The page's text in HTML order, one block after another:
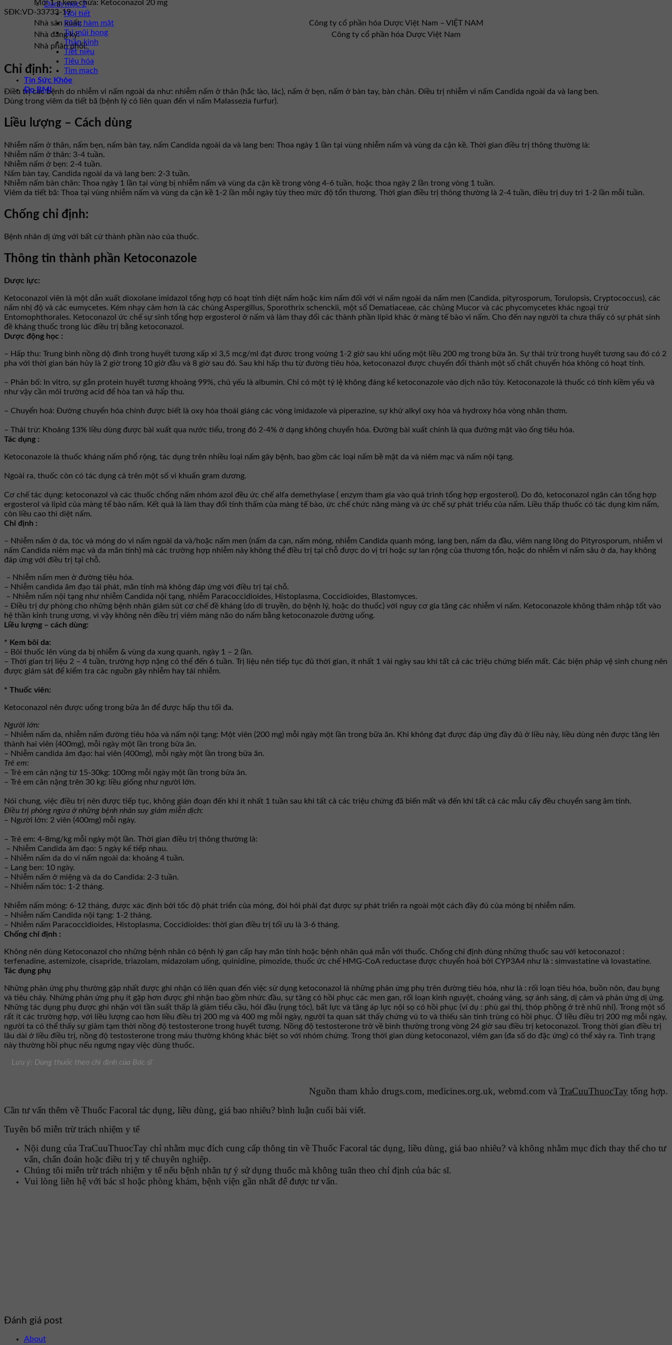
Danh mục 2
Nội tiết
Răng hàm mặt
Tai mũi họng
Thần kinh
Tiết niệu
Tiêu hóa
Tim mạch
Tin Sức Khỏe
Đo BMI
Mỗi 1 g kem chứa: Ketoconazol 20 mg
SĐK:VD-33733-19
Nhà sản xuất:
Công ty cổ phần hóa Dược Việt Nam – VIỆT NAM
Nhà đăng ký:
Công ty cổ phần hóa Dược Việt Nam
Nhà phân phối:
Chỉ định:
Điều trị các bệnh do nhiễm vi nấm ngoài da như: nhiễm nấm ở thân (hắc lào, lác), nấm ở bẹn, nấm ở bàn tay, bàn chân. Điều trị nhiễm vi nấm Candida ngoài da và lang ben.
Dùng trong viêm da tiết bã (bệnh lý có liên quan đến vi nấm Malassezia furfur).
Liều lượng – Cách dùng
Nhiễm nấm ở thân, nấm bẹn, nấm bàn tay, nấm Candida ngoài da và lang ben: Thoa ngày 1 lần tại vùng nhiễm nấm và vùng da cận kề. Thời gian điều trị thông thường là:
Nhiễm nấm ở thân: 3-4 tuần.
Nhiễm nấm ở bẹn: 2-4 tuần.
Nấm bàn tay, Candida ngoài da và lang ben: 2-3 tuần.
Nhiễm nấm bàn chân: Thoa ngày 1 lần tại vùng bị nhiễm nấm và vùng da cận kề trong vòng 4-6 tuần, hoặc thoa ngày 2 lần trong vòng 1 tuần.
Viêm da tiết bã: Thoa tại vùng nhiễm nấm và vùng da cận kề 1-2 lần mỗi ngày tùy theo mức độ tổn thương. Thời gian điều trị thông thường là 2-4 tuần, điều trị duy trì 1-2 lần mỗi tuần.
Chống chỉ định:
Bệnh nhân dị ứng với bất cứ thành phần nào của thuốc.
Thông tin thành phần Ketoconazole
Dược lực:
Ketoconazol viên là một dẫn xuất dioxolane imidazol tổng hợp có hoạt tính diệt nấm hoặc kìm nấm đối với vi nấm ngoài da nấm men (Candida, pityrosporum, Torulopsis, Cryptococcus), các
nấm nhị độ và các eumycetes. Kém nhạy cảm hơn là các chủng Aspergillus, Sporothrix schenckii, một số Dematiaceae, các chủng Mucor và các phycomycetes khác ngoại trừ
Entomophthorales. Ketoconazol ức chế sự sinh tổng hợp ergosterol ở nấm và làm thay đổi các thành phần lipid khác ở màng tế bào vi nấm. Cho đến nay người ta chưa thấy có sự phát sinh
đề kháng thuốc trong lúc điều trị bằng ketoconazol.
Dược động học :
– Hấp thu: Trung bình nồng dộ đỉnh trong huyết tương xấp xỉ 3,5 mcg/ml đạt đươc trong voửng 1-2 giờ sau khi uống một liều 200 mg trong bữa ăn. Sự thải trừ trong huyết tương sau đó có 2
pha với thời gian bán hủy là 2 giờ trong 10 giờ đầu và 8 giờ sau đó. Sau khi hấp thu từ đường tiêu hóa, ketoconazol được chuyển đổi thành một số chất chuyển hóa không có hoạt tính.
– Phân bố: In vitro, sự gắn protein huyết tương khoảng 99%, chủ yếu là albumin. Chỉ có một tỷ lệ không đáng kể ketoconazole vào dịch não tủy. Ketoconazole là thuốc có tính kiềm yếu và
như vậy cần môi trường acid để hòa tan và hấp thu.
– Chuyển hoá: Ðường chuyển hóa chính được biết là oxy hóa thoái giáng các vòng imidazole và piperazine, sự khử alkyl oxy hóa và hydroxy hóa vòng nhân thơm.
– Thải trừ: Khoảng 13% liều dùng được bài xuất qua nước tiểu, trong đó 2-4% ở dạng không chuyển hóa. Ðường bài xuất chính là qua đường mật vào ống tiêu hóa.
Tác dụng :
Ketoconazole là thuốc kháng nấm phổ rộng, tác dụng trên nhiều loại nấm gây bệnh, bao gồm các loại nấm bề mặt da và niêm mạc và nấm nội tạng.
Ngoài ra, thuốc còn có tác dụng cả trên một số vi khuẩn gram dương.
Cơ chế tác dụng: ketoconazol và các thuốc chống nấm nhóm azol đều ức chế alfa demethylase ( enzym tham gia vào quá trình tổng hợp ergosterol). Do đó, ketoconazol ngăn cản tổng hợp
ergosterol và lipid của màng tế bào nấm. Kết quả là làm thay đổi tính thấm của màng tế bào, ức chế chức năng màng và ức chế sự phát triểu của nấm. Liều thấp thuốc có tác dụng kìm nấm,
còn liều cao thì diệt nấm.
Chỉ định :
– Nhiễm nấm ở da, tóc và móng do vi nấm ngoài da và/hoặc nấm men (nấm da cạn, nấm móng, nhiễm Candida quanh móng, lang ben, nấm da đầu, viêm nang lông do Pityrosporum, nhiễm vi
nấm Candida niêm mạc và da mãn tính) mà các trường hợp nhiễm này không thể điều trị tại chỗ được do vị trí hoặc sự lan rộng của thương tổn, hoặc do nhiễm vi nấm sâu ở da, hay không
đáp ứng với điều trị tại chỗ.
– Nhiễm nấm men ở đường tiêu hóa.
– Nhiễm candida âm đạo tái phát, mãn tính mà không đáp ứng với điều trị tại chỗ.
– Nhiễm nấm nội tạng như nhiễm Candida nội tạng, nhiễm Paracoccidioides, Histoplasma, Coccidioides, Blastomyces.
– Ðiều trị dự phòng cho những bệnh nhân giảm sút cơ chế đề kháng (do di truyền, do bệnh lý, hoặc do thuốc) với nguy cơ gia tăng các nhiễm vi nấm. Ketoconazole không thâm nhập tốt vào
hệ thần kinh trung ương, vì vậy không nên điều trị viêm màng não do nấm bằng ketoconazole đường uống.
Liều lượng – cách dùng:
* Kem bôi da:
– Bôi thuốc lên vùng da bị nhiễm & vùng da xung quanh, ngày 1 – 2 lần.
– Thời gian trị liệu 2 – 4 tuần, trường hợp nặng có thể đến 6 tuần. Trị liệu nên tiếp tục đủ thời gian, ít nhất 1 vài ngày sau khi tất cả các triệu chứng biến mất. Các biện pháp vệ sinh chung nên
được giám sát để kiểm tra các nguồn gây nhiễm hay tái nhiễm.
* Thuốc viên:
Ketoconazol nên được uống trong bữa ăn để được hấp thu tối đa.
Người lớn:
– Nhiễm nấm da, nhiễm nấm đường tiêu hóa và nấm nội tạng: Một viên (200 mg) mỗi ngày một lần trong bữa ăn. Khi không đạt được đáp ứng đầy đủ ở liều này, liều dùng nên được tăng lên
thành hai viên (400mg), mỗi ngày một lần trong bữa ăn.
– Nhiễm candida âm đạo: hai viên (400mg), mỗi ngày một lần trong bữa ăn.
Trẻ em:
– Trẻ em cân nặng từ 15-30kg: 100mg mỗi ngày một lần trong bữa ăn.
– Trẻ em cân nặng trên 30 kg: liều giống như người lớn.
Nói chung, việc điều trị nên được tiếp tục, không gián đoạn đến khi ít nhất 1 tuần sau khi tất cả các triệu chứng đã biến mất và đến khi tất cả các mẫu cấy đều chuyển sang âm tính.
Ðiều trị phòng ngừa ở những bệnh nhân suy giảm miễn dịch:
– Người lớn: 2 viên (400mg) mỗi ngày.
– Trẻ em: 4-8mg/kg mỗi ngày một lần. Thời gian điều trị thông thường là:
– Nhiễm Candida âm đạo: 5 ngày kế tiếp nhau.
– Nhiễm nấm da do vi nấm ngoài da: khoảng 4 tuần.
– Lang ben: 10 ngày.
– Nhiễm nấm ở miệng và da do Candida: 2-3 tuần.
– Nhiễm nấm tóc: 1-2 tháng.
Nhiễm nấm móng: 6-12 tháng, được xác định bởi tốc độ phát triển của móng, đòi hỏi phải đạt được sự phát triển ra ngoài một cách đầy đủ của móng bị nhiễm nấm.
– Nhiễm nấm Candida nội tạng: 1-2 tháng.
– Nhiễm nấm Paracoccidioides, Histoplasma, Coccidioides: thời gian điều trị tối ưu là 3-6 tháng.
Chống chỉ định :
Không nên dùng Ketoconazol cho những bệnh nhân có bệnh lý gan cấp hay mãn tính hoặc bệnh nhân quá mẫn với thuốc. Chống chỉ định dùng những thuốc sau với ketoconazol :
terfenadine, astemizole, cisapride, triazolam, midazolam uống, quinidine, pimozide, thuốc ức chế HMG-CoA reductase được chuyển hoá bởi CYP3A4 như là : simvastatine và lovastatine.
Tác dụng phụ
Những phản ứng phụ thường gặp nhất được ghi nhận có liên quan đến việc sử dụng ketoconazol là những phản ứng phụ trên đường tiêu hóa, như là : rối loạn tiêu hóa, buồn nôn, đau bụng
và tiêu chảy. Những phản ứng phụ ít gặp hơn được ghi nhận bao gồm nhức đầu, sự tăng có hồi phục các men gan, rối loạn kinh nguyệt, choáng váng, sợ ánh sáng, dị cảm và phản ứng dị ứng.
Những tác dụng phụ được ghi nhận với tần suất thấp là giảm tiểu cầu, hói đầu (rụng tóc), bất lực và tăng áp lực nội sọ có hồi phục (ví dụ : phù gai thị, thóp phồng ở trẻ nhũ nhi). Trong một số
rất ít các trường hợp, với liều lượng cao hơn liều điều trị 200 mg và 400 mg mỗi ngày, người ta quan sát thấy chứng vú to và thiếu sản tinh trùng có hồi phục. Ở liều điều trị 200 mg mỗi ngày,
người ta có thể thấy sự giảm tạm thời nồng độ testosterone trong huyết tương. Nồng độ testosterone trở về bình thường trong vòng 24 giờ sau điều trị ketoconazol. Trong thời gian điều trị
lâu dài ở liều điều trị, nồng độ testosterone trong máu thường không khác biệt so với nhóm chứng. Trong thời gian dùng ketoconazol, viêm gan (đa số do đặc ứng) có thể xảy ra. Tình trạng
này thường hồi phục nếu ngưng ngay việc dùng thuốc.
Lưu ý: Dùng thuốc theo chỉ định của Bác sĩ
Nguồn tham khảo drugs.com, medicines.org.uk, webmd.com và TraCuuThuocTay tổng hợp.
Cần tư vấn thêm về Thuốc Facoral tác dụng, liều dùng, giá bao nhiêu? bình luận cuối bài viết.
Tuyên bố miễn trừ trách nhiệm y tế
Nội dung của TraCuuThuocTay chỉ nhằm mục đích cung cấp thông tin về Thuốc Facoral tác dụng, liều dùng, giá bao nhiêu? và không nhằm mục đích thay thế cho tư
vấn, chẩn đoán hoặc điều trị y tế chuyên nghiệp.
Chúng tôi miễn trừ trách nhiệm y tế nếu bệnh nhân tự ý sử dụng thuốc mà không tuân theo chỉ định của bác sĩ.
Vui lòng liên hệ với bác sĩ hoặc phòng khám, bệnh viện gần nhất để được tư vấn.
Đánh giá post
About